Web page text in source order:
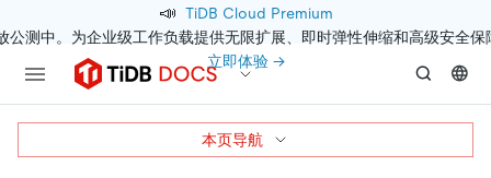
📣 TiDB Cloud Premium
公测中。为企业级工作负载提供无限扩展、即时弹性伸缩和高级安全保
立即体验 →
本页导航